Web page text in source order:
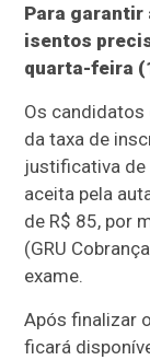
Para garantir
isentos
quarta-feira
Os
da taxa de
justificativa de
aceita pela
de R$ 85, por
(GRU
exame.
Após finalizar
ficará